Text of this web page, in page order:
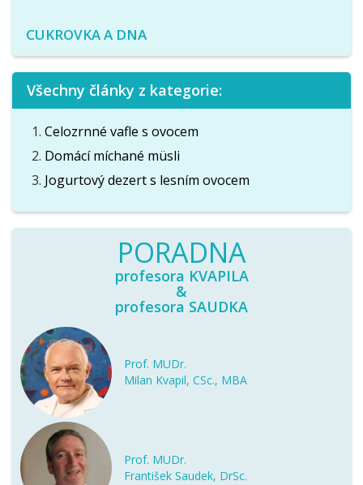
CUKROVKA A DNA
Všechny články z kategorie:
Celozrnné vafle s ovocem
Domácí míchané müsli
Jogurtový dezert s lesním ovocem
PORADNA
profesora KVAPILA
&
profesora SAUDKA
Prof. MUDr.
Milan Kvapil, CSc., MBA
Prof. MUDr.
František Saudek, DrSc.